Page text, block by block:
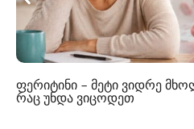
ფერიტინი – მეტი ვიდრე
რაც უნდა ვიცოდეთ